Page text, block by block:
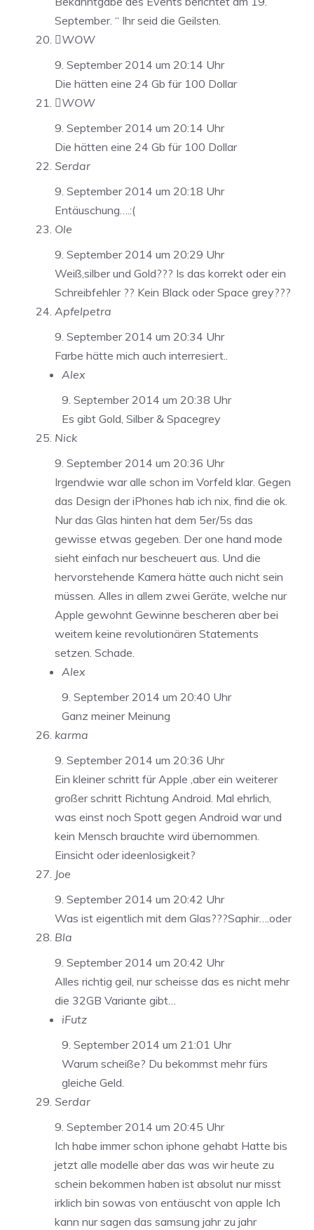
September. “ Ihr seid die Geilsten.
WOW
9. September 2014 um 20:14 Uhr
Die hätten eine 24 Gb für 100 Dollar
WOW
9. September 2014 um 20:14 Uhr
Die hätten eine 24 Gb für 100 Dollar
Serdar
9. September 2014 um 20:18 Uhr
Entäuschung….:(
Ole
9. September 2014 um 20:29 Uhr
Weiß,silber und Gold??? Is das korrekt oder ein
Schreibfehler ?? Kein Black oder Space grey???
Apfelpetra
9. September 2014 um 20:34 Uhr
Farbe hätte mich auch interresiert..
Alex
9. September 2014 um 20:38 Uhr
Es gibt Gold, Silber & Spacegrey
Nick
9. September 2014 um 20:36 Uhr
Irgendwie war alle schon im Vorfeld klar. Gegen
das Design der iPhones hab ich nix, find die ok.
Nur das Glas hinten hat dem 5er/5s das
gewisse etwas gegeben. Der one hand mode
sieht einfach nur bescheuert aus. Und die
hervorstehende Kamera hätte auch nicht sein
müssen. Alles in allem zwei Geräte, welche nur
Apple gewohnt Gewinne bescheren aber bei
weitem keine revolutionären Statements
setzen. Schade.
Alex
9. September 2014 um 20:40 Uhr
Ganz meiner Meinung
karma
9. September 2014 um 20:36 Uhr
Ein kleiner schritt für Apple ,aber ein weiterer
großer schritt Richtung Android. Mal ehrlich,
was einst noch Spott gegen Android war und
kein Mensch brauchte wird übernommen.
Einsicht oder ideenlosigkeit?
Joe
9. September 2014 um 20:42 Uhr
Was ist eigentlich mit dem Glas???Saphir….oder
Bla
9. September 2014 um 20:42 Uhr
Alles richtig geil, nur scheisse das es nicht mehr
die 32GB Variante gibt…
iFutz
9. September 2014 um 21:01 Uhr
Warum scheiße? Du bekommst mehr fürs
gleiche Geld.
Serdar
9. September 2014 um 20:45 Uhr
Ich habe immer schon iphone gehabt Hatte bis
jetzt alle modelle aber das was wir heute zu
schein bekommen haben ist absolut nur misst
irklich bin sowas von entäuscht von apple Ich
kann nur sagen das samsung jahr zu jahr